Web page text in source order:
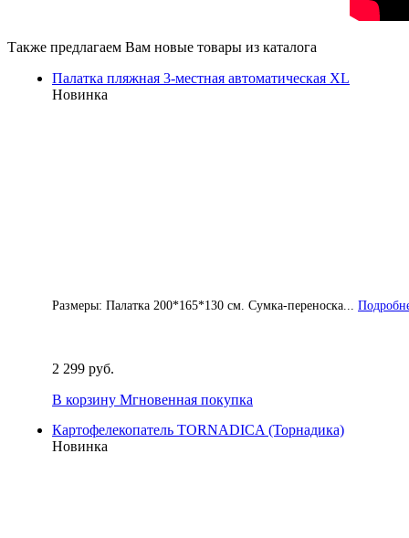
Также предлагаем Вам новые товары из каталога
Палатка пляжная 3-местная автоматическая XL
Новинка
Размеры: Палатка 200*165*130 см. Сумка-переноска...
2 299 руб.
В корзину Мгновенная покупка
Картофелекопатель TORNADICA (Торнадика)
Новинка